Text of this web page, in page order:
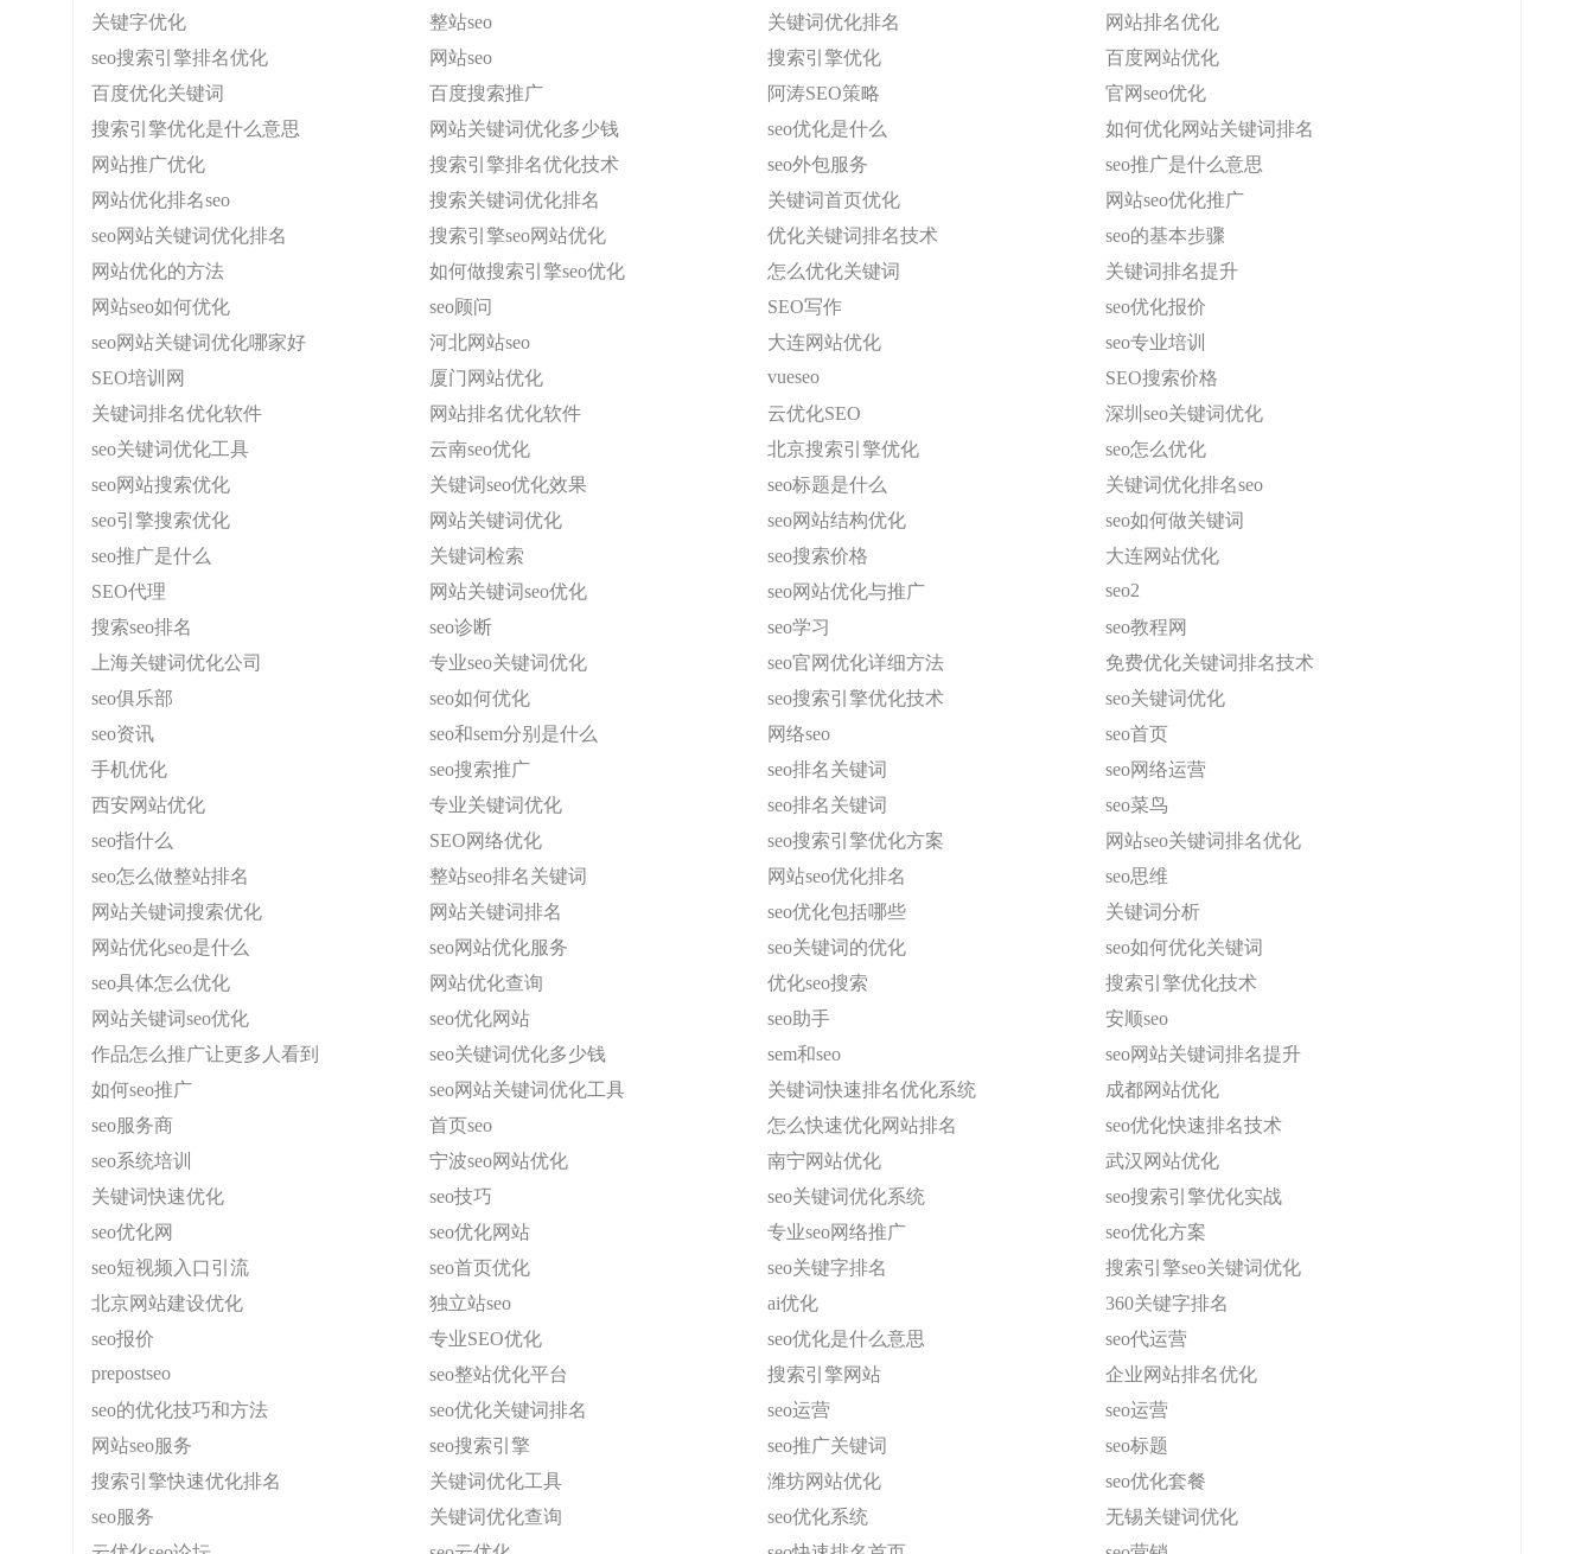
关键字优化
整站seo 关键词优化排名
网站排名优化
seo搜索引擎排名优化
网站seo 搜索引擎优化
百度网站优化
百度优化关键词
百度搜索推广 阿涛SEO策略
官网seo优化
搜索引擎优化是什么意思
网站关键词优化多少钱 seo优化是什么
如何优化网站关键词排名
网站推广优化
搜索引擎排名优化技术 seo外包服务
seo推广是什么意思
网站优化排名seo
搜索关键词优化排名 关键词首页优化
网站seo优化推广
seo网站关键词优化排名
搜索引擎seo网站优化 优化关键词排名技术
seo的基本步骤
网站优化的方法
如何做搜索引擎seo优化 怎么优化关键词
关键词排名提升
网站seo如何优化
seo顾问 SEO写作
seo优化报价
seo网站关键词优化哪家好
河北网站seo 大连网站优化
seo专业培训
SEO培训网
厦门网站优化 vueseo
SEO搜索价格
关键词排名优化软件
网站排名优化软件 云优化SEO
深圳seo关键词优化
seo关键词优化工具
云南seo优化 北京搜索引擎优化
seo怎么优化
seo网站搜索优化
关键词seo优化效果 seo标题是什么
关键词优化排名seo
seo引擎搜索优化
网站关键词优化 seo网站结构优化
seo如何做关键词
seo推广是什么
关键词检索 seo搜索价格
大连网站优化
SEO代理
网站关键词seo优化 seo网站优化与推广
seo2
搜索seo排名
seo诊断 seo学习
seo教程网
上海关键词优化公司
专业seo关键词优化 seo官网优化详细方法
免费优化关键词排名技术
seo俱乐部
seo如何优化 seo搜索引擎优化技术
seo关键词优化
seo资讯
seo和sem分别是什么 网络seo
seo首页
手机优化
seo搜索推广 seo排名关键词
seo网络运营
西安网站优化
专业关键词优化 seo排名关键词
seo菜鸟
seo指什么
SEO网络优化 seo搜索引擎优化方案
网站seo关键词排名优化
seo怎么做整站排名
整站seo排名关键词 网站seo优化排名
seo思维
网站关键词搜索优化
网站关键词排名 seo优化包括哪些
关键词分析
网站优化seo是什么
seo网站优化服务 seo关键词的优化
seo如何优化关键词
seo具体怎么优化
网站优化查询 优化seo搜索
搜索引擎优化技术
网站关键词seo优化
seo优化网站 seo助手
安顺seo
作品怎么推广让更多人看到
seo关键词优化多少钱 sem和seo
seo网站关键词排名提升
如何seo推广
seo网站关键词优化工具 关键词快速排名优化系统
成都网站优化
seo服务商
首页seo 怎么快速优化网站排名
seo优化快速排名技术
seo系统培训
宁波seo网站优化 南宁网站优化
武汉网站优化
关键词快速优化
seo技巧 seo关键词优化系统
seo搜索引擎优化实战
seo优化网
seo优化网站 专业seo网络推广
seo优化方案
seo短视频入口引流
seo首页优化 seo关键字排名
搜索引擎seo关键词优化
北京网站建设优化
独立站seo ai优化
360关键字排名
seo报价
专业SEO优化 seo优化是什么意思
seo代运营
prepostseo
seo整站优化平台 搜索引擎网站
企业网站排名优化
seo的优化技巧和方法
seo优化关键词排名 seo运营
seo运营
网站seo服务
seo搜索引擎 seo推广关键词
seo标题
搜索引擎快速优化排名
关键词优化工具 潍坊网站优化
seo优化套餐
seo服务
关键词优化查询 seo优化系统
无锡关键词优化